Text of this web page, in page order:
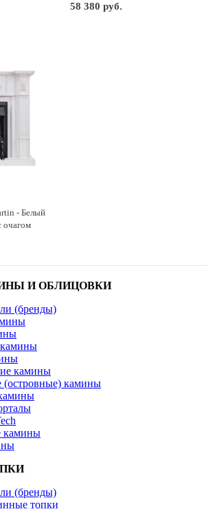
New
58 380 руб.
- Белый
очагом
И ОБЛИЦОВКИ
(бренды)
камины
(островные) камины
камины
(бренды)
топки